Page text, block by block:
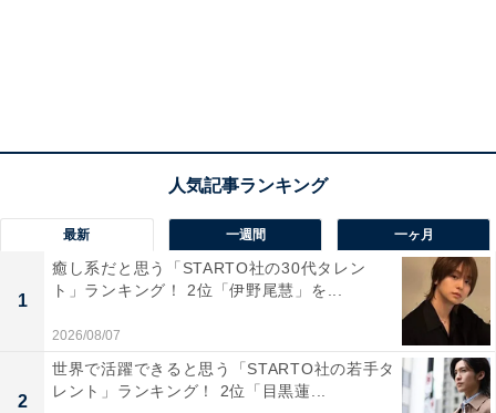
こちらもおすすめ
関西圏の「住み続けたい街（駅）」ランキン
グ！ 2位「元田中（叡山電鉄叡山本線）」、1位
最新 一週間 一ヶ月
1
癒し系だと思う「STARTO社の30代タレン
ト」ランキング！ 2位「伊野尾慧」を...
2026/08/07
2
世界で活躍できると思う「STARTO社の若手タ
レント」ランキング！ 2位「目黒蓮...